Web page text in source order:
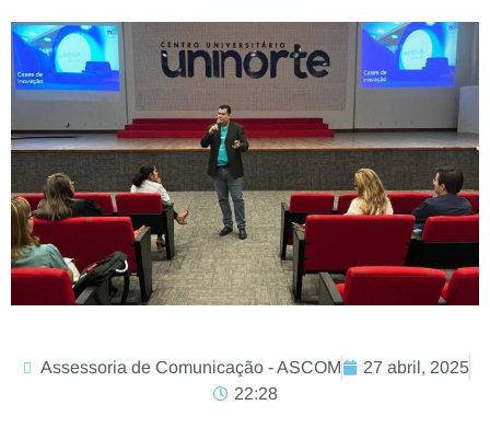
Assessoria de Comunicação - ASCOM
27 abril, 2025
22:28